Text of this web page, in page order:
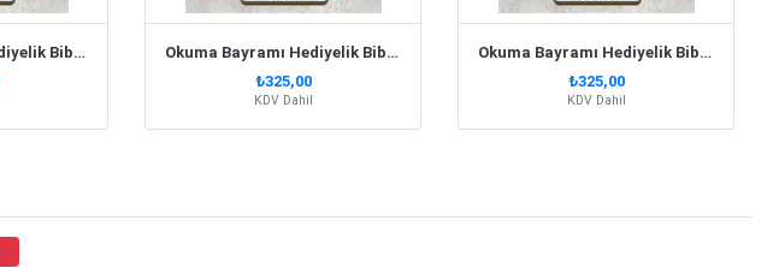
Okuma Bayramı Hediyelik Biblo Kız Model 2
Okuma Bayramı Hediyelik Biblo Erkek Model 2
₺325,00
KDV Dahil
Okuma Bayramı Hediyelik Biblo Erkek Model 1
₺325,00
KDV Dahil